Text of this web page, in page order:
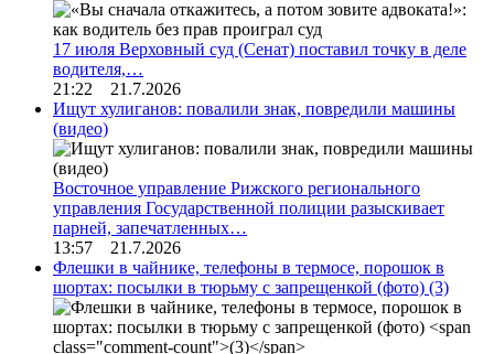
17 июля Верховный суд (Сенат) поставил точку в деле
водителя,…
21:22 21.7.2026
Ищут хулиганов: повалили знак, повредили машины
(видео)
Восточное управление Рижского регионального
управления Государственной полиции разыскивает
парней, запечатленных…
13:57 21.7.2026
Флешки в чайнике, телефоны в термосе, порошок в
шортах: посылки в тюрьму с запрещенкой (фото) (3)